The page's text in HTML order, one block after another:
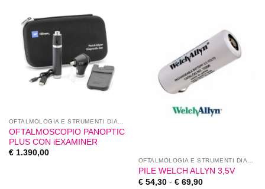
OFTALMOSCOPIO PANOPTIC
PLUS CON iEXAMINER
€1.390,00
PILE WELCH ALLYN 3,5V
€54,30 - €69,90